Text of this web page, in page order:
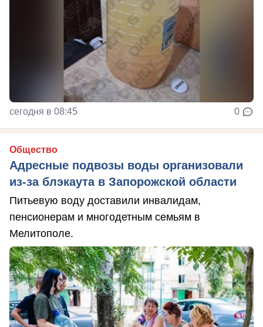
сегодня в 08:45 0
Общество
Адресные подвозы воды организовали
из-за блэкаута в Запорожской области
Питьевую воду доставили инвалидам,
пенсионерам и многодетным семьям в
Мелитополе.